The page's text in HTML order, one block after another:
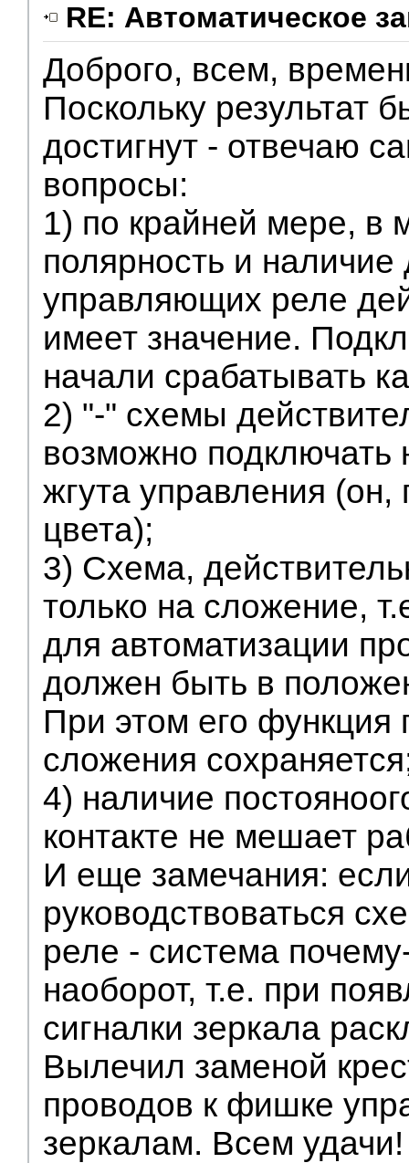
RE: Автоматическое
Доброго, всем,
Поскольку результат
достигнут - отвечаю
вопросы:
1) по крайней мере, в
полярность и наличие
управляющих реле
имеет значение.
начали срабатывать
2) "-" схемы
возможно подключать
жгута управления
цвета);
3) Схема,
только на сложение,
для автоматизации
должен быть в
При этом его функция
сложения
4) наличие
контакте не мешает
И еще замечания:
руководствоваться
реле - система
наоборот, т.е. при
сигналки зеркала
Вылечил заменой
проводов к фишке
зеркалам. Всем удачи!